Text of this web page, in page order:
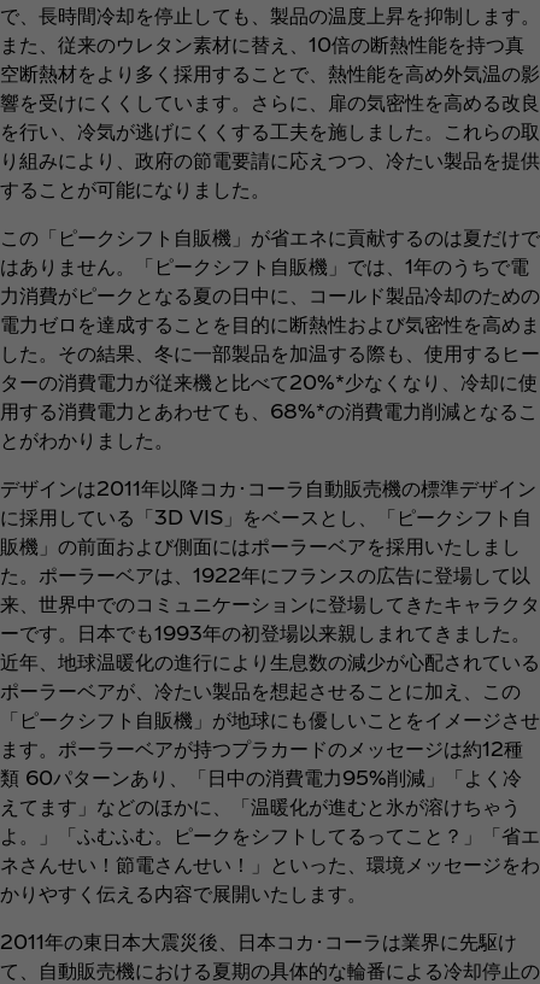
で、長時間冷却を停止しても、製品の温度上昇を抑制します。
また、従来のウレタン素材に替え、10倍の断熱性能を持つ真
空断熱材をより多く採用することで、熱性能を高め外気温の影
響を受けにくくしています。さらに、扉の気密性を高める改良
を行い、冷気が逃げにくくする工夫を施しました。これらの取
り組みにより、政府の節電要請に応えつつ、冷たい製品を提供
することが可能になりました。
この「ピークシフト自販機」が省エネに貢献するのは夏だけで
はありません。「ピークシフト自販機」では、1年のうちで電
力消費がピークとなる夏の日中に、コールド製品冷却のための
電力ゼロを達成することを目的に断熱性および気密性を高めま
した。その結果、冬に一部製品を加温する際も、使用するヒー
ターの消費電力が従来機と比べて20%*少なくなり、冷却に使
用する消費電力とあわせても、68%*の消費電力削減となるこ
とがわかりました。
デザインは2011年以降コカ･コーラ自動販売機の標準デザイン
に採用している「3D VIS」をベースとし、「ピークシフト自
販機」の前面および側面にはポーラーベアを採用いたしまし
た。ポーラーベアは、1922年にフランスの広告に登場して以
来、世界中でのコミュニケーションに登場してきたキャラクタ
ーです。日本でも1993年の初登場以来親しまれてきました。
近年、地球温暖化の進行により生息数の減少が心配されている
ポーラーベアが、冷たい製品を想起させることに加え、この
「ピークシフト自販機」が地球にも優しいことをイメージさせ
ます。ポーラーベアが持つプラカードのメッセージは約12種
類 60パターンあり、「日中の消費電力95%削減」「よく冷
えてます」などのほかに、「温暖化が進むと氷が溶けちゃう
よ。」「ふむふむ。ピークをシフトしてるってこと？」「省エ
ネさんせい！節電さんせい！」といった、環境メッセージをわ
かりやすく伝える内容で展開いたします。
2011年の東日本大震災後、日本コカ･コーラは業界に先駆け
て、自動販売機における夏期の具体的な輪番による冷却停止の